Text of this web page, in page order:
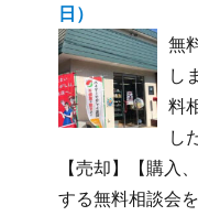
日）
無
し
料
し
【売却】【購入
する無料相談会